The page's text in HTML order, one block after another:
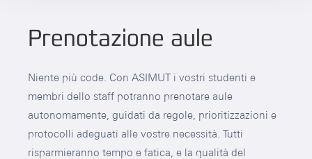
Prenotazione aule
Niente più code. Con ASIMUT i vostri studenti e
membri dello staff potranno prenotare aule
autonomamente, guidati da regole, prioritizzazioni e
protocolli adeguati alle vostre necessità. Tutti
risparmieranno tempo e fatica, e la qualità del